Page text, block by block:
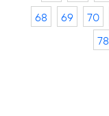
68
69 70
78